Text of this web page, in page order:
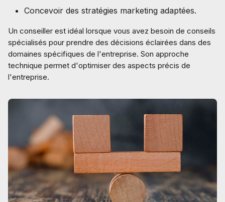
Concevoir des stratégies marketing adaptées.
Un conseiller est idéal lorsque vous avez besoin de conseils
spécialisés pour prendre des décisions éclairées dans des
domaines spécifiques de l'entreprise. Son approche
technique permet d'optimiser des aspects précis de
l'entreprise.